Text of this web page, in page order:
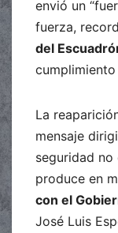
envió un
fuerza,
del
La
mensaje
seguridad no
produce en
con el
José Luis